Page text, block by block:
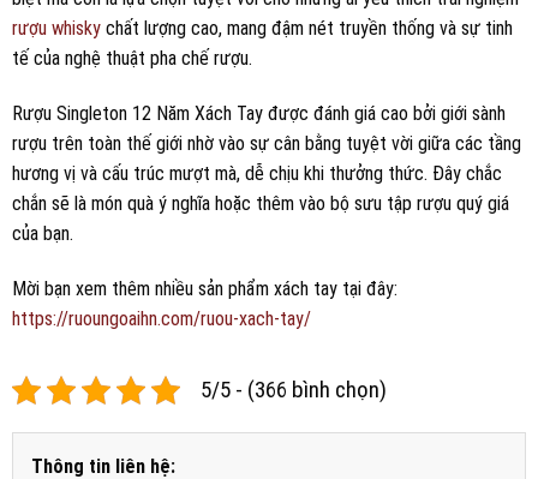
rượu whisky chất lượng cao, mang đậm nét truyền thống và sự tinh
tế của nghệ thuật pha chế rượu.
Rượu Singleton 12 Năm Xách Tay được đánh giá cao bởi giới sành
rượu trên toàn thế giới nhờ vào sự cân bằng tuyệt vời giữa các tầng
hương vị và cấu trúc mượt mà, dễ chịu khi thưởng thức. Đây chắc
chắn sẽ là món quà ý nghĩa hoặc thêm vào bộ sưu tập rượu quý giá
của bạn.
Mời bạn xem thêm nhiều sản phẩm xách tay tại đây:
https://ruoungoaihn.com/ruou-xach-tay/
5/5 - (366 bình chọn)
Thông tin liên hệ: